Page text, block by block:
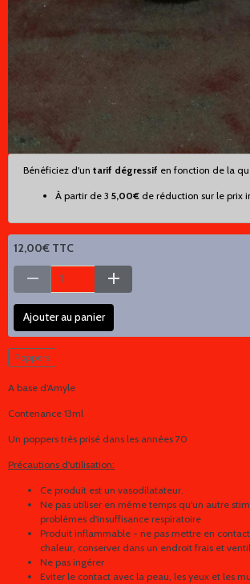
Bénéficiez d'un tarif dégressif en fonction de la
À partir de 3 5,00€de réduction sur le prix
12,00€ TTC
Ajouter au panier
Poppers
A base d'Amyle
Contenance 13ml
Un poppers très prisé dans les années 70
Précautions d'utilisation:
Ce produit est un vasodilatateur.
Ne pas utiliser en même temps qu'un autre
problèmes d'insuffisance respiratoire
Produit inflammable - ne pas mettre en
chaleur, conserver dans un endroit frais et
Ne pas ingérer
Eviter le contact avec la peau, les yeux et les